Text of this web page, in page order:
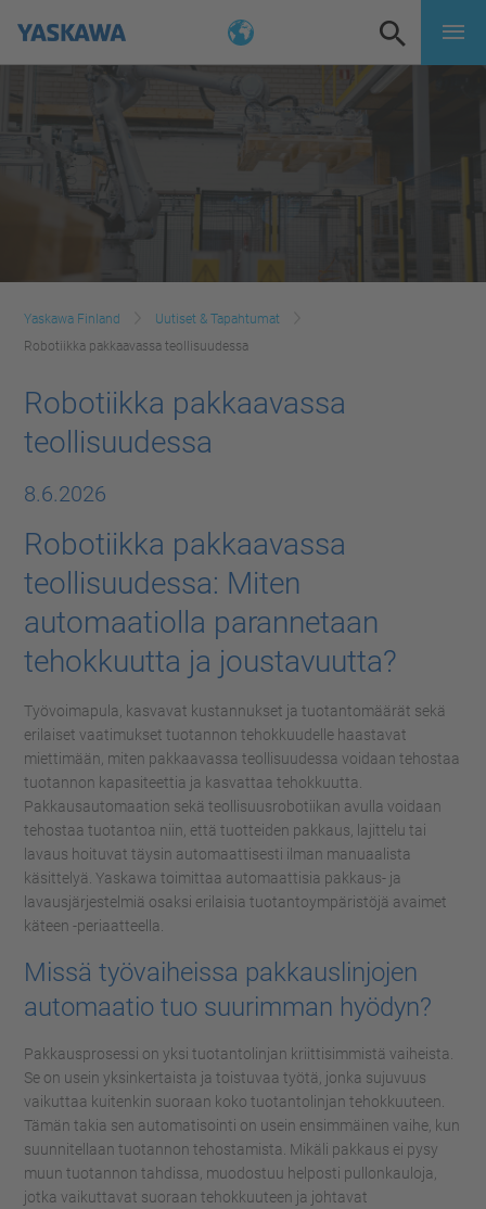
Yaskawa Finland
Uutiset & Tapahtumat
Robotiikka pakkaavassa teollisuudessa
Robotiikka pakkaavassa
teollisuudessa
8.6.2026
Robotiikka pakkaavassa
teollisuudessa: Miten
automaatiolla parannetaan
tehokkuutta ja joustavuutta?
Työvoimapula, kasvavat kustannukset ja tuotantomäärät sekä
erilaiset vaatimukset tuotannon tehokkuudelle haastavat
miettimään, miten pakkaavassa teollisuudessa voidaan tehostaa
tuotannon kapasiteettia ja kasvattaa tehokkuutta.
Pakkausautomaation sekä teollisuusrobotiikan avulla voidaan
tehostaa tuotantoa niin, että tuotteiden pakkaus, lajittelu tai
lavaus hoituvat täysin automaattisesti ilman manuaalista
käsittelyä. Yaskawa toimittaa automaattisia pakkaus- ja
lavausjärjestelmiä osaksi erilaisia tuotantoympäristöjä avaimet
käteen -periaatteella.
Missä työvaiheissa pakkauslinjojen
automaatio tuo suurimman hyödyn?
Pakkausprosessi on yksi tuotantolinjan kriittisimmistä vaiheista.
Se on usein yksinkertaista ja toistuvaa työtä, jonka sujuvuus
vaikuttaa kuitenkin suoraan koko tuotantolinjan tehokkuuteen.
Tämän takia sen automatisointi on usein ensimmäinen vaihe, kun
suunnitellaan tuotannon tehostamista. Mikäli pakkaus ei pysy
muun tuotannon tahdissa, muodostuu helposti pullonkauloja,
jotka vaikuttavat suoraan tehokkuuteen ja johtavat